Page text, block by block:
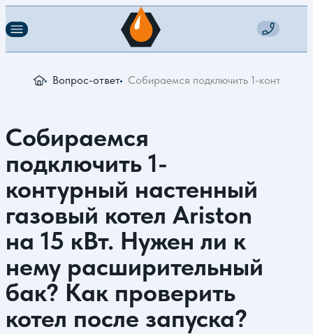
Вопрос-ответ Собираемся подключить 1-
Собираемся
подключить 1-
контурный настенный
газовый котел Ariston
на 15 кВт. Нужен ли к
нему расширительный
бак? Как проверить
котел после запуска?